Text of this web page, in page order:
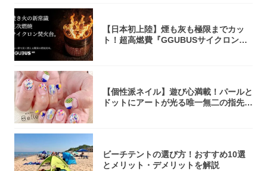
【日本初上陸】煙も灰も極限までカッ
ト！超高燃費『GGUBUSサイクロン焚
【個性派ネイル】遊び心満載！パールと
ドットにアートが光る唯一無二の指先が
ビーチテントの選び方！おすすめ10選
とメリット・デメリットを解説